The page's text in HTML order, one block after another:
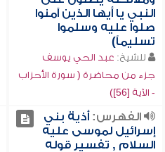
النبي يا أيها الذين آمنوا
صلوا عليه وسلموا
تسليماً)
للشيخ: عبد الحي يوسف
جزء من محاضرة ( سورة الأحزاب
- الآية [56])
الفهرس:أذية بني
إسرائيل لموسى عليه
السلام , تفسير قوله